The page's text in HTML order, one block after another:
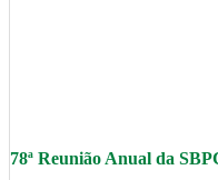
78ª Reunião Anual da